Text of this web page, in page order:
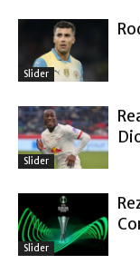
Slider
Slider
Slider